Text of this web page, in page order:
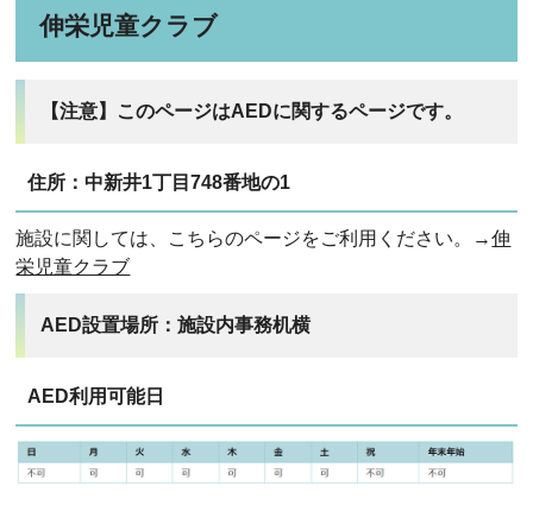
伸栄児童クラブ
【注意】このページはAEDに関するページです。
住所：中新井1丁目748番地の1
施設に関しては、こちらのページをご利用ください。→伸
栄児童クラブ
AED設置場所：施設内事務机横
AED利用可能日